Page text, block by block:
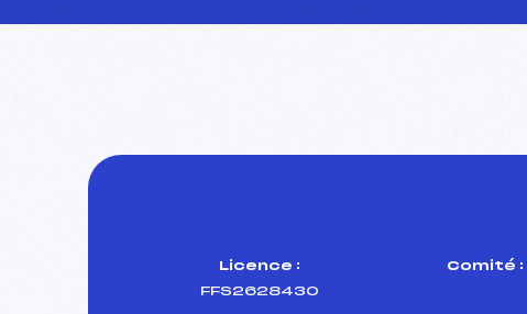
Licence :
FFS2628430
Comité :